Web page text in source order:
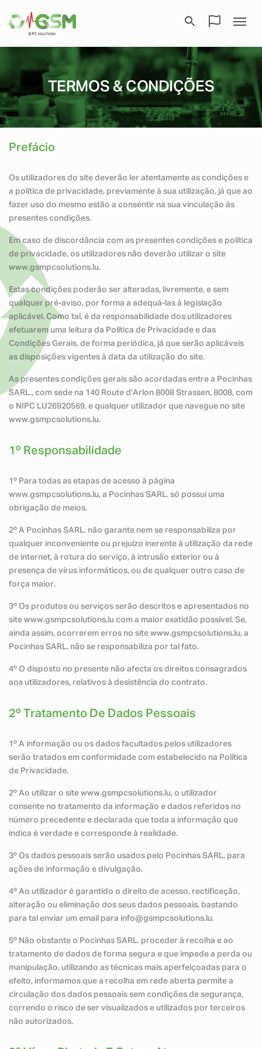
TERMOS & CONDIÇÕES
Prefácio
Os utilizadores do site deverão ler atentamente as condições e
a política de privacidade, previamente à sua utilização, já que ao
fazer uso do mesmo estão a consentir na sua vinculação às
presentes condições.
Em caso de discordância com as presentes condições e política
de privacidade, os utilizadores não deverão utilizar o site
www.gsmpcsolutions.lu.
Estas condições poderão ser alteradas, livremente, e sem
qualquer pré-aviso, por forma a adequá-las à legislação
aplicável. Como tal, é da responsabilidade dos utilizadores
efetuarem uma leitura da Política de Privacidade e das
Condições Gerais, de forma periódica, já que serão aplicáveis
as disposições vigentes à data da utilização do site.
As presentes condições gerais são acordadas entre a Pocinhas
SARL., com sede na 140 Route d’Arlon 8008 Strassen, 8008, com
o NIPC LU26920569, e qualquer utilizador que navegue no site
www.gsmpcsolutions.lu.
1º Responsabilidade
1º Para todas as etapas de acesso à página
www.gsmpcsolutions.lu, a Pocinhas SARL. só possui uma
obrigação de meios.
2º A Pocinhas SARL. não garante nem se responsabiliza por
qualquer inconveniente ou prejuízo inerente à utilização da rede
de internet, à rotura do serviço, à intrusão exterior ou à
presença de vírus informáticos, ou de qualquer outro caso de
força maior.
3º Os produtos ou serviços serão descritos e apresentados no
site www.gsmpcsolutions.lu com a maior exatidão possível. Se,
ainda assim, ocorrerem erros no site www.gsmpcsolutions.lu, a
Pocinhas SARL. não se responsabiliza por tal fato.
4º O disposto no presente não afecta os direitos consagrados
aos utilizadores, relativos à desistência do contrato.
2º Tratamento De Dados Pessoais
1º A informação ou os dados facultados pelos utilizadores
serão tratados em conformidade com estabelecido na Política
de Privacidade.
2º Ao utilizar o site www.gsmpcsolutions.lu, o utilizador
consente no tratamento da informação e dados referidos no
número precedente e declarada que toda a informação que
indica é verdade e corresponde à realidade.
3º Os dados pessoais serão usados pelo Pocinhas SARL. para
ações de informação e divulgação.
4º Ao utilizador é garantido o direito de acesso, rectificação,
alteração ou eliminação dos seus dados pessoais, bastando
para tal enviar um email para info@gsmpcsolutions.lu.
5º Não obstante o Pocinhas SARL. proceder à recolha e ao
tratamento de dados de forma segura e que impede a perda ou
manipulação, utilizando as técnicas mais aperfeiçoadas para o
efeito, informamos que a recolha em rede aberta permite a
circulação dos dados pessoais sem condições de segurança,
correndo o risco de ser visualizados e utilizados por terceiros
não autorizados.